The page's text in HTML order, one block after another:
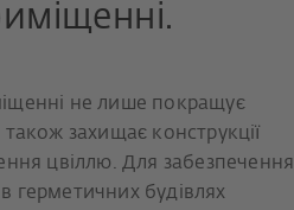
не лише покращує
захищає конструкції
цвіллю. Для забезпечення
герметичних будівлях